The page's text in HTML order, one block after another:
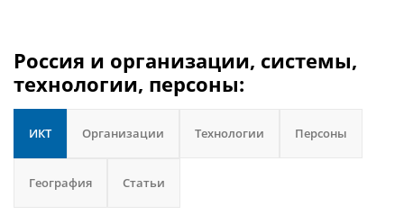
Россия и организации, системы,
технологии, персоны:
ИКТ Организации Технологии Персоны
География Статьи